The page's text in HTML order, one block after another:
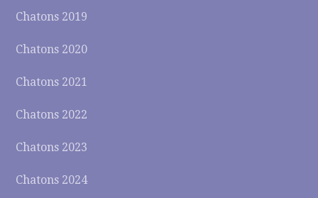
Chatons 2019
Chatons 2020
Chatons 2021
Chatons 2022
Chatons 2023
Chatons 2024